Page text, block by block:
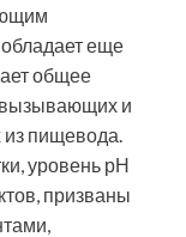
еще
общее
вызывающих и
пищевода.
уровень рН
призваны